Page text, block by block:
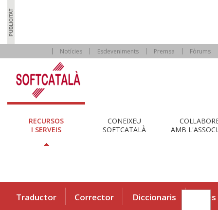
Notícies Esdeveniments Premsa Fòrums
RECURSOS
I SERVEIS
CONEIXEU
SOFTCATALÀ
AMB
Traductor Corrector Diccionaris Eines